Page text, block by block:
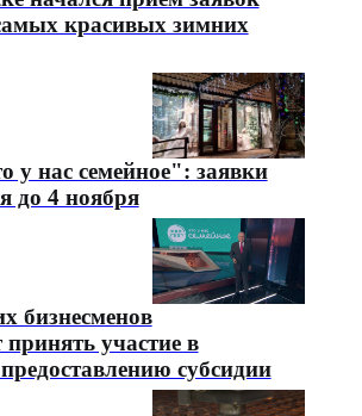
красивых зимних
у нас семейное": заявки
до 4 ноября
бизнесменов
участие в
субсидии